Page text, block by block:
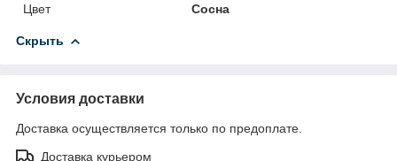
Цвет
Сосна
Скрыть
Условия доставки
Доставка осуществляется только по предоплате.
Доставка курьером